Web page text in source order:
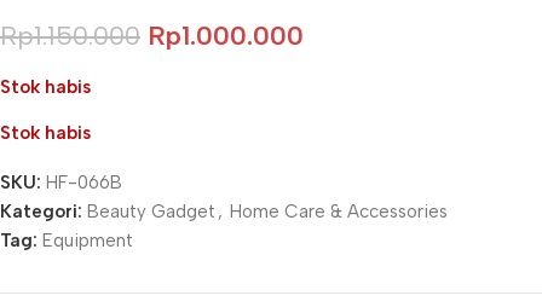
Rp1.150.000 Rp1.000.000
Stok habis
Stok habis
SKU: HF-066B
Kategori: Beauty Gadget , Home Care & Accessories
Tag: Equipment